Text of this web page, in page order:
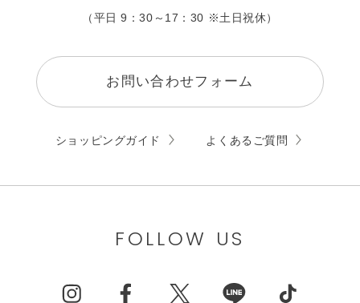
（平日 9：30～17：30 ※土日祝休）
お問い合わせフォーム
ショッピングガイド よくあるご質問
FOLLOW US